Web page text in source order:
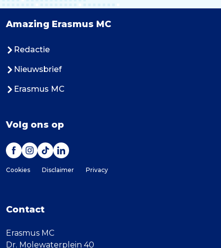
Amazing Erasmus MC
Redactie
Nieuwsbrief
Erasmus MC
Volg ons op
Cookies Disclaimer Privacy
Contact
Erasmus MC
Dr. Molewaterplein 40